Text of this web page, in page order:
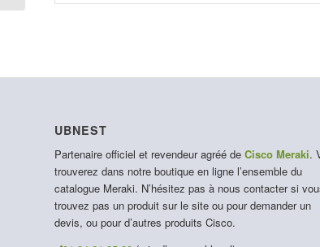
UBNEST
Partenaire officiel et revendeur agréé de Cisco Meraki.
trouverez dans notre boutique en ligne l’ensemble du
catalogue Meraki. N’hésitez pas à nous contacter si
trouvez pas un produit sur le site ou pour demander un
devis, ou pour d’autres produits Cisco.